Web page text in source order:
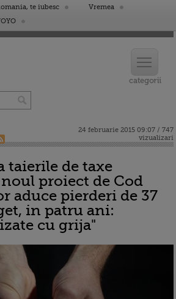
te iubesc
Vremea
24 februarie 2015 09:07 / 747
vizualizari
taierile de taxe
proiect de Cod
aduce pierderi de 37
in patru ani:
cu grija"